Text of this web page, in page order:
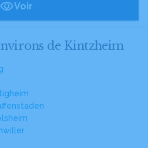
Voir
de Kintzheim